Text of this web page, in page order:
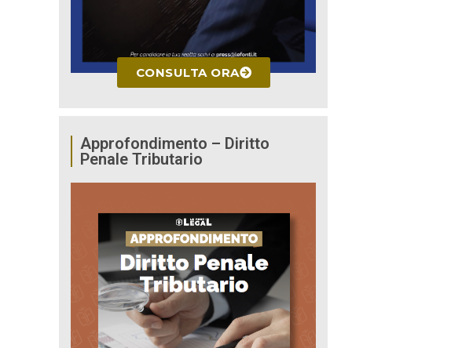
CONSULTA ORA
Approfondimento – Diritto
Penale Tributario